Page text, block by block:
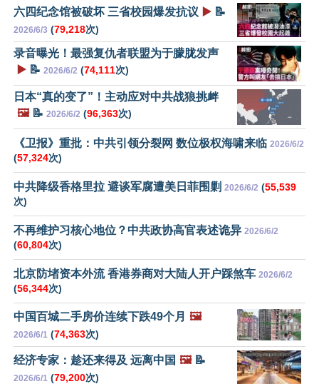
六四纪念馆被破坏 三省校园爆发抗议 ▶️ 📝
2026/6/3 (79,218次)
录音曝光！最强复仇者联盟为于朦胧发声
▶️ 📝 2026/6/2 (74,111次)
日本“真的变了”！主动应对中共战狼挑衅
🖼️📝 2026/6/2 (96,363次)
《卫报》重批：中共引领分裂网 数位极权海啸来临 2026/6/2
(57,324次)
中共降级香格里拉 避谈军腐遭美日菲围剿 2026/6/2 (55,539
次)
不再维护习核心地位？中共政协高官表述诡异 2026/6/2
(60,804次)
北京防堵资本外流 香港券商对大陆人开户踩煞车 2026/6/2
(56,344次)
中国百城二手房价连续下跌49个月 🖼️
2026/6/1 (74,363次)
经济专家：趁还来得及 远离中国 🖼️📝
2026/6/1 (79,200次)